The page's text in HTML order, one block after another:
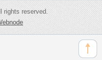
rights reserved.